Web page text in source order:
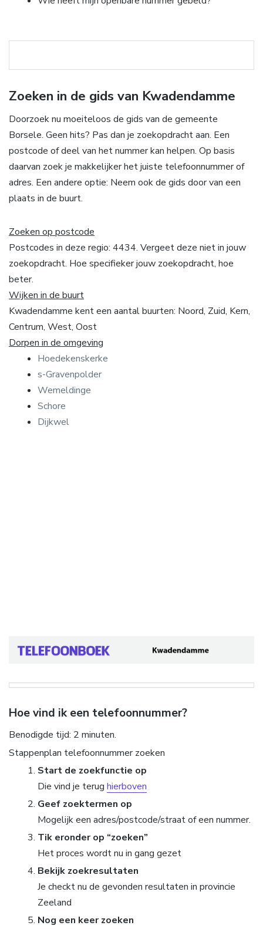
Zoeken in de gids van Kwadendamme
Doorzoek nu moeiteloos de gids van de gemeente
Borsele. Geen hits? Pas dan je zoekopdracht aan. Een
postcode of deel van het nummer kan helpen. Op basis
daarvan zoek je makkelijker het juiste telefoonnummer of
adres. Een andere optie: Neem ook de gids door van een
plaats in de buurt.
Zoeken op postcode
Postcodes in deze regio: 4434. Vergeet deze niet in jouw
zoekopdracht. Hoe specifieker jouw zoekopdracht, hoe
beter.
Wijken in de buurt
Kwadendamme kent een aantal buurten: Noord, Zuid, Kern,
Centrum, West, Oost
Dorpen in de omgeving
Hoedekenskerke
s-Gravenpolder
Wemeldinge
Schore
Dijkwel
Hoe vind ik een telefoonnummer?
Benodigde tijd: 2 minuten.
Stappenplan telefoonnummer zoeken
Start de zoekfunctie op
Die vind je terug hierboven
Geef zoektermen op
Mogelijk een adres/postcode/straat of een nummer.
Tik eronder op “zoeken”
Het proces wordt nu in gang gezet
Bekijk zoekresultaten
Je checkt nu de gevonden resultaten in provincie
Zeeland
Nog een keer zoeken